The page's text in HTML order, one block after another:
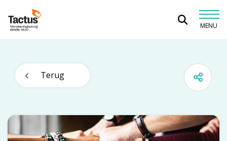
Spring naar content
MENU
Terug